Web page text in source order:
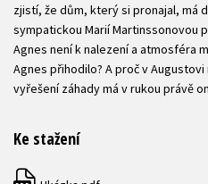
zjistí, že dům, který si pronajal, má
sympatickou Marií Martinssonovou
Agnes není k nalezení a atmosféra
Agnes přihodilo? A proč v
vyřešení záhady má v rukou právě
Ke stažení